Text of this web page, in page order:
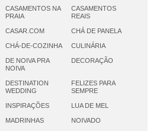
CASAMENTOS NA
PRAIA
CASAMENTOS
REAIS
CASAR.COM CHÁ DE PANELA
CHÁ-DE-COZINHA CULINÁRIA
DE NOIVA PRA
NOIVA
DECORAÇÃO
DESTINATION
WEDDING
FELIZES PARA
SEMPRE
INSPIRAÇÕES LUA DE MEL
MADRINHAS NOIVADO